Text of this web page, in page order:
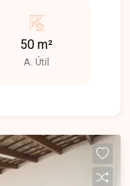
por sala,
a dia. O
em
24 horas,
50 m²
A. Útil